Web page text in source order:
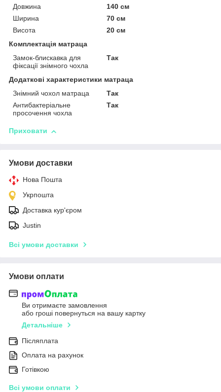
Довжина
140 см
Ширина
70 см
Висота
20 см
Комплектація матраца
Замок-блискавка для
фіксації знімного чохла
Так
Додаткові характеристики матраца
Знімний чохол матраца
Так
Антибактеріальне
просочення чохла
Так
Приховати
Умови доставки
Нова Пошта
Укрпошта
Доставка кур'єром
Justin
Всі умови доставки
Умови оплати
Ви отримаєте замовлення
або гроші повернуться на вашу картку
Детальніше
Післяплата
Оплата на рахунок
Готівкою
Всі умови оплати